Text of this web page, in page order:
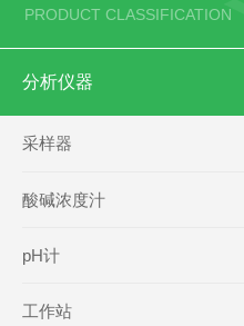
PRODUCT CLASSIFICATION
分析仪器
采样器
酸碱浓度汁
pH计
工作站